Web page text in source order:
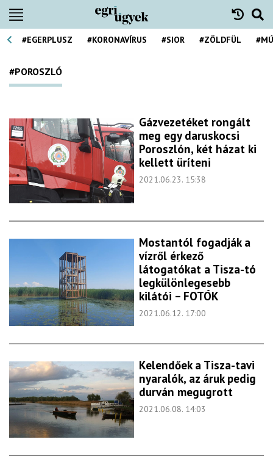
#EGERPLUSZ #KORONAVÍRUS #SIOR #ZÖLDFÜL
#POROSZLÓ
Gázvezetéket rongált
meg egy daruskocsi
Poroszlón, két házat ki
kellett üríteni
2021.06.23. 15:38
Mostantól fogadják a
vízről érkező
látogatókat a Tisza-tó
legkülönlegesebb
kilátói – FOTÓK
2021.06.12. 17:00
Kelendőek a Tisza-tavi
nyaralók, az áruk pedig
durván megugrott
2021.06.08. 14:03